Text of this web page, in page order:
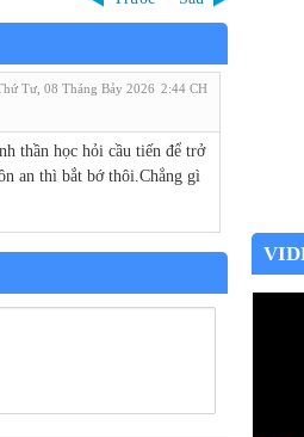
Tư, 08 Tháng Bảy 2026 2:44 CH
thần học hỏi cầu tiến để trở
an thì bắt bớ thôi.Chẳng gì